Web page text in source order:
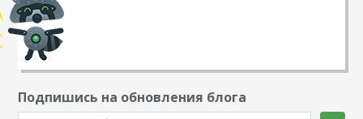
Подпишись на обновления блога